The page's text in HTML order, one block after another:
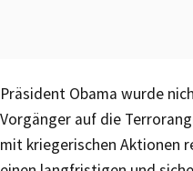
Präsident Obama wurde
Vorgänger auf die
mit kriegerischen Aktionen